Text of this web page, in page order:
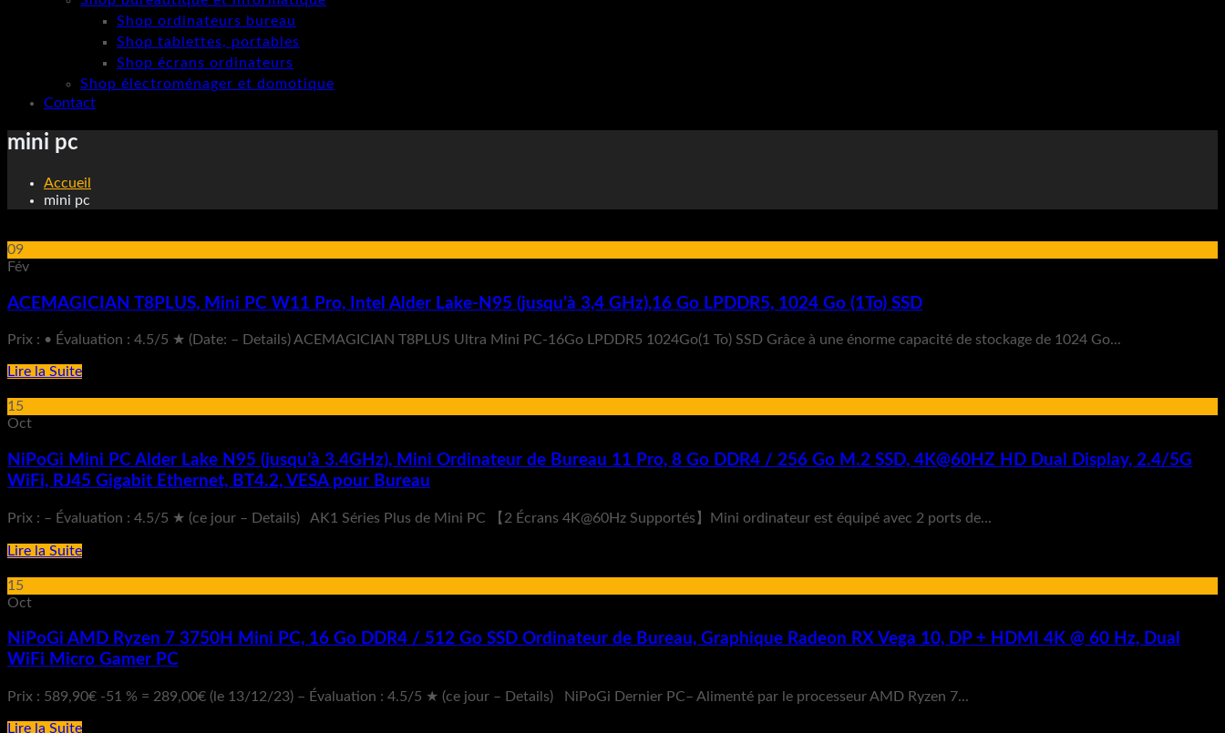
Shop ordinateurs bureau
Shop tablettes, portables
Shop écrans ordinateurs
Shop électroménager et domotique
Contact
mini pc
Accueil
mini pc
09
Fév
ACEMAGICIAN T8PLUS, Mini PC W11 Pro, Intel Alder Lake-N95 (jusqu’à 3,4 GHz),16 Go LPDDR5, 1024 Go (1To) SSD
Prix : • Évaluation : 4.5/5 ★ (Date: – Details) ACEMAGICIAN T8PLUS Ultra Mini PC-16Go LPDDR5 1024Go(1 To) SSD Grâce à une énorme capacité de stockage de 1024 Go...
Lire la Suite
15
Oct
NiPoGi Mini PC Alder Lake N95 (jusqu’à 3.4GHz), Mini Ordinateur de Bureau 11 Pro, 8 Go DDR4 / 256 Go M.2 SSD, 4K@60HZ HD Dual Display, 2.4/5G
WiFi, RJ45 Gigabit Ethernet, BT4.2, VESA pour Bureau
Prix : – Évaluation : 4.5/5 ★ (ce jour – Details) AK1 Séries Plus de Mini PC 【2 Écrans 4K@60Hz Supportés】Mini ordinateur est équipé avec 2 ports de...
Lire la Suite
15
Oct
NiPoGi AMD Ryzen 7 3750H Mini PC, 16 Go DDR4 / 512 Go SSD Ordinateur de Bureau, Graphique Radeon RX Vega 10, DP + HDMI 4K @ 60 Hz, Dual
WiFi Micro Gamer PC
Prix : 589,90€ -51 % = 289,00€ (le 13/12/23) – Évaluation : 4.5/5 ★ (ce jour – Details) NiPoGi Dernier PC– Alimenté par le processeur AMD Ryzen 7...
Lire la Suite